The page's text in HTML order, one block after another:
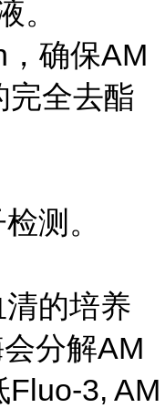
。
确保AM
完全去酯
测。
的培养
分解AM
3, AM